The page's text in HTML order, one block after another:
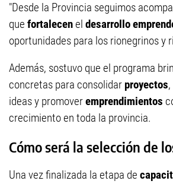
"Desde la Provincia seguimos
que fortalecenel desarrollo
oportunidades para los rionegrinos y
Además, sostuvo que el programa
concretas para consolidar proyectos
ideas y promoveremprendimientos
crecimiento en toda la provincia.
Cómo será la selección de
Una vez finalizada la etapa de